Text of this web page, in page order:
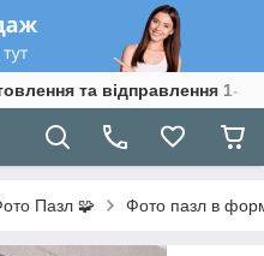
та відправлення 1-3
Пазл 🧩 Фото пазл в